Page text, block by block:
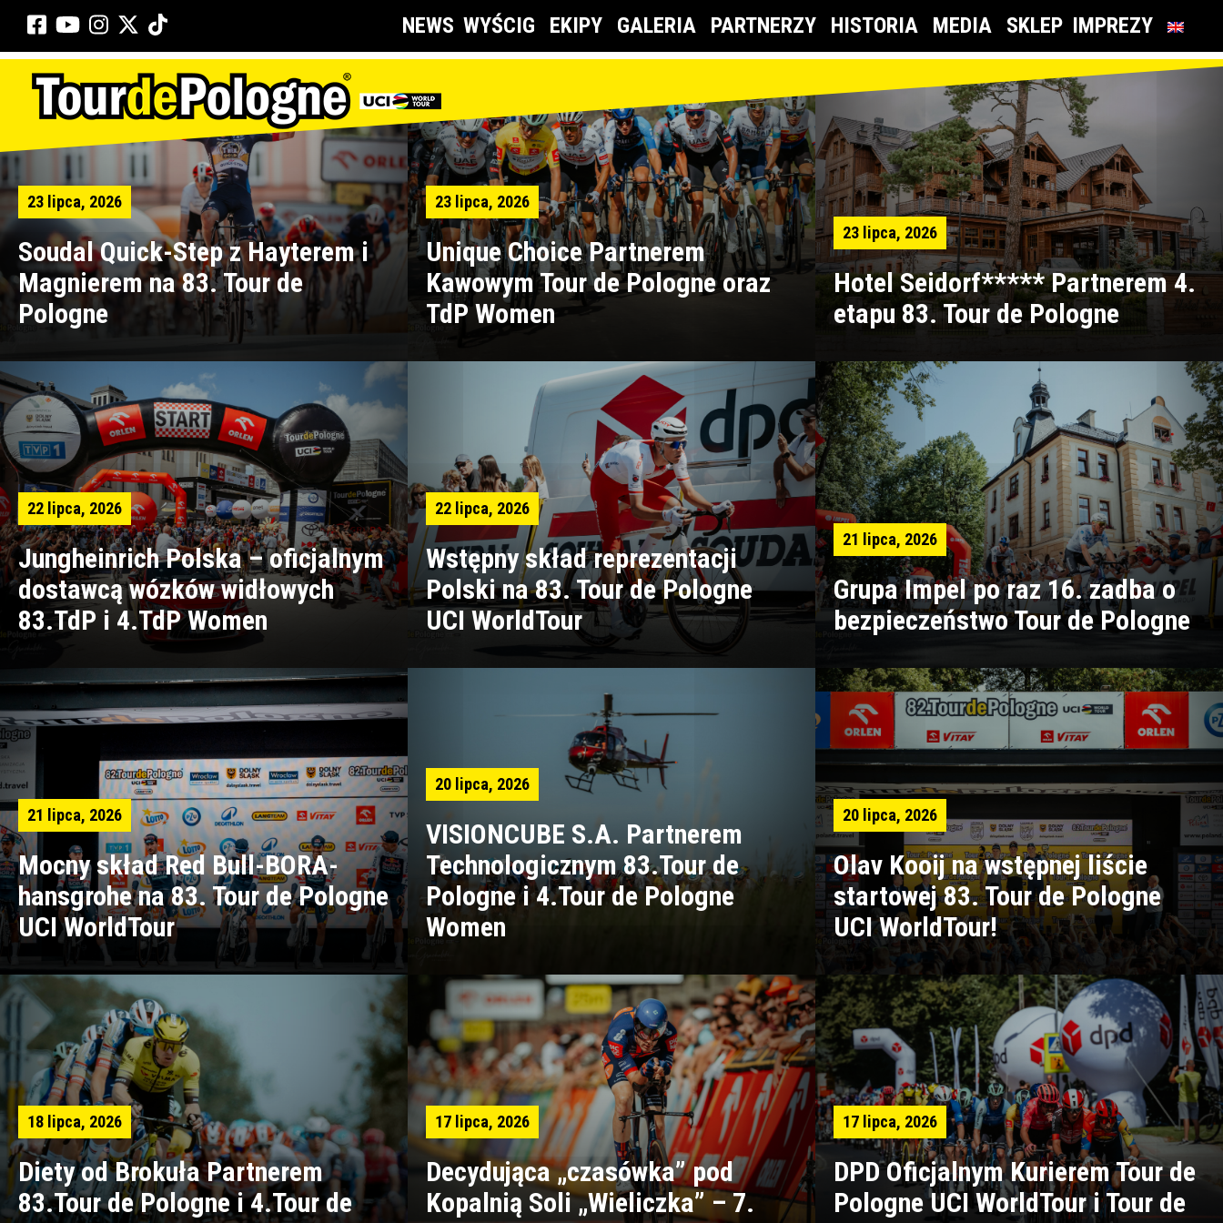
NEWS WYŚCIG EKIPY GALERIA PARTNERZY HISTORIA MEDIA SKLEP IMPREZY
23 lipca, 2026
Soudal Quick-Step z Hayterem i
Magnierem na 83. Tour de
Pologne
23 lipca, 2026
Unique Choice Partnerem
Kawowym Tour de Pologne oraz
TdP Women
23 lipca, 2026
Hotel Seidorf***** Partnerem 4.
etapu 83. Tour de Pologne
22 lipca, 2026
Jungheinrich Polska – oficjalnym
dostawcą wózków widłowych
83.TdP i 4.TdP Women
22 lipca, 2026
Wstępny skład reprezentacji
Polski na 83. Tour de Pologne
UCI WorldTour
21 lipca, 2026
Grupa Impel po raz 16. zadba o
bezpieczeństwo Tour de Pologne
21 lipca, 2026
Mocny skład Red Bull-BORA-
hansgrohe na 83. Tour de Pologne
UCI WorldTour
20 lipca, 2026
VISIONCUBE S.A. Partnerem
Technologicznym 83.Tour de
Pologne i 4.Tour de Pologne
Women
20 lipca, 2026
Olav Kooij na wstępnej liście
startowej 83. Tour de Pologne
UCI WorldTour!
18 lipca, 2026
Diety od Brokuła Partnerem
83.Tour de Pologne i 4.Tour de
17 lipca, 2026
Decydująca „czasówka” pod
Kopalnią Soli „Wieliczka” – 7.
17 lipca, 2026
DPD Oficjalnym Kurierem Tour de
Pologne UCI WorldTour i Tour de